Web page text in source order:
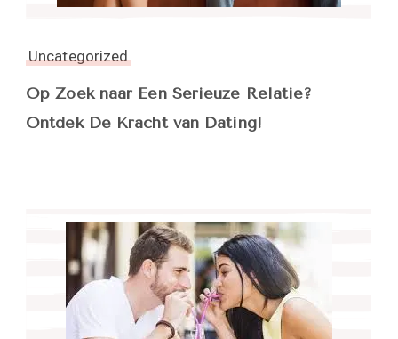
Uncategorized
Op Zoek naar Een Serieuze Relatie?
Ontdek De Kracht van Dating!